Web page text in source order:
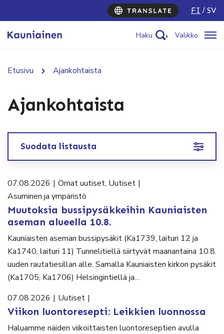
FI SV
Haku Valikko
Etusivu Ajankohtaista
Ajankohtaista
07.08.2026 | Omat uutiset, Uutiset |
Asuminen ja ympäristö
Muutoksia bussipysäkkeihin Kauniaisten
aseman alueella 10.8.
Kauniaisten aseman bussipysäkit (Ka1739, laituri 12 ja
Ka1740, laituri 11) Tunnelitiellä siirtyvät maanantaina 10.8.
uuden rautatiesillan alle. Samalla Kauniaisten kirkon pysäkit
(Ka1705, Ka1706) Helsingintiellä ja…
07.08.2026 | Uutiset |
Viikon luontoresepti: Leikkien luonnossa
Haluamme näiden viikoittaisten luontoreseptien avulla
Suodata listausta